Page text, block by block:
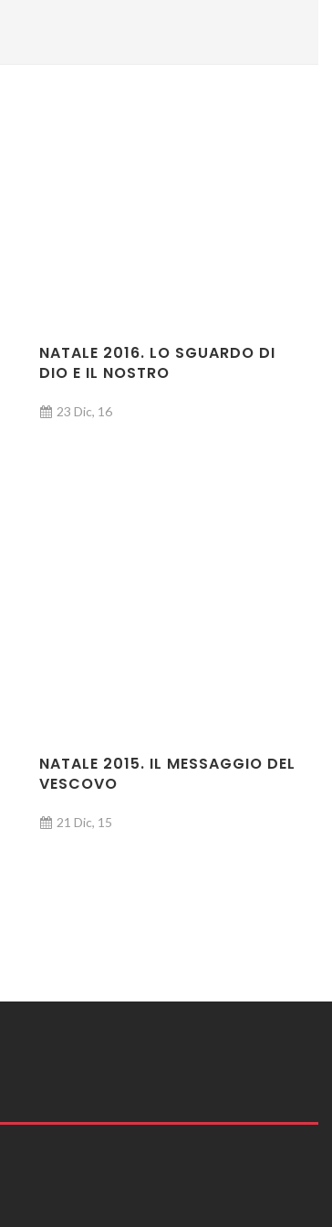
NATALE 2016. LO SGUARDO DI
DIO E IL NOSTRO
23 Dic, 16
NATALE 2015. IL MESSAGGIO DEL
VESCOVO
21 Dic, 15